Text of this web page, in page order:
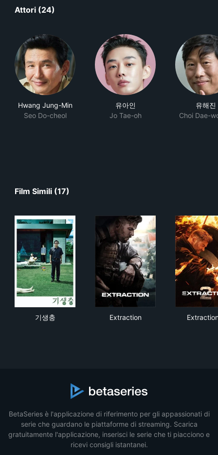
Attori (24)
Hwang Jung-Min
Seo Do-cheol
유아인
Jo Tae-oh
유해진
Choi Dae-
Film Simili (17)
기생충 Extraction
BetaSeries è l'applicazione di riferimento per gli appassionati di
serie che guardano le piattaforme di streaming. Scarica
gratuitamente l'applicazione, inserisci le serie che ti piacciono e
ricevi consigli istantanei.